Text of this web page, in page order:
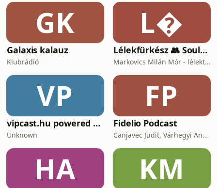
jelen lenni, ahogy azt ma elvártnak
érzik. A digitális jelenlét ma már nem
egy külön tér,
GK
Galaxis kalauz
Klubrádió
L
Lélekfürkész 👥 SoulScout
Markovics Milán Mór - lélektan, tudomány, vallás, harc
VP
vipcast.hu powered by Media1
Unknown
FP
Fidelio Podcast
Canjavec Judit, Várhegyi András, Gyürke Kata, Tompa Diána, Vass Antónia
HA KM